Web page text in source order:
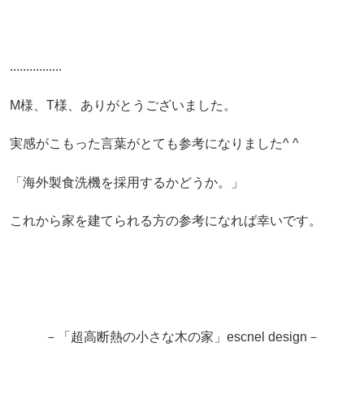
................
M様、T様、ありがとうございました。
実感がこもった言葉がとても参考になりました^ ^
「海外製食洗機を採用するかどうか。」
これから家を建てられる方の参考になれば幸いです。
－「超高断熱の小さな木の家」escnel design－